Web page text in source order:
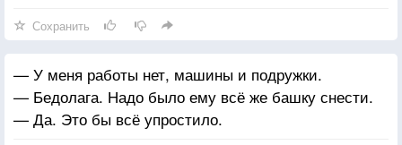
еврей? Вечно поднимаешь цену!
— Я уже лет пять по 10 баксов со всех беру,
жлобина ты польская.
Сохранить
— У меня работы нет, машины и подружки.
— Бедолага. Надо было ему всё же башку снести.
— Да. Это бы всё упростило.